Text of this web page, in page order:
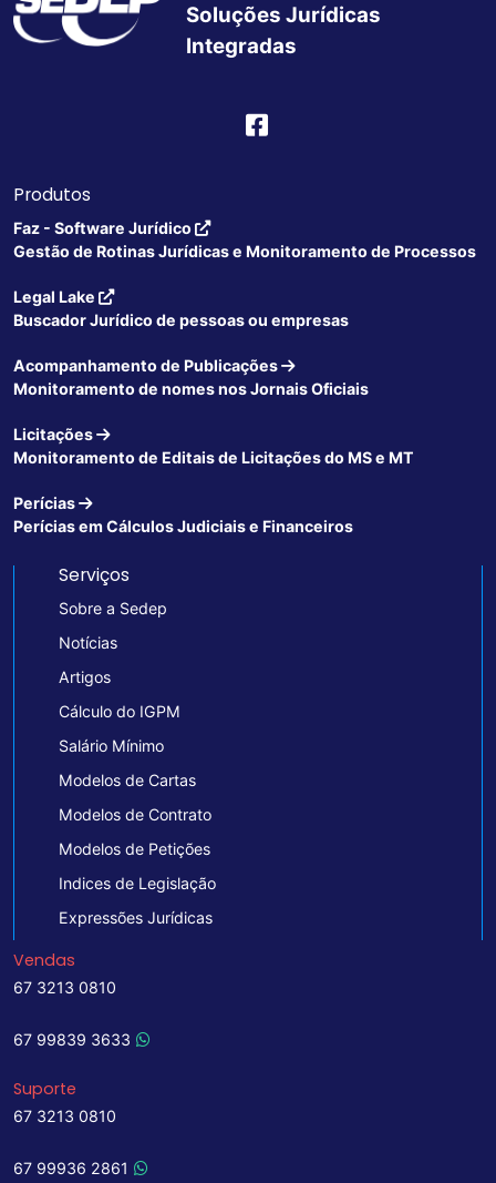
Soluções Jurídicas
Integradas
Produtos
Faz - Software Jurídico
Gestão de Rotinas Jurídicas e Monitoramento de Processos
Legal Lake
Buscador Jurídico de pessoas ou empresas
Acompanhamento de Publicações
Monitoramento de nomes nos Jornais Oficiais
Licitações
Monitoramento de Editais de Licitações do MS e MT
Perícias
Perícias em Cálculos Judiciais e Financeiros
Serviços
Sobre a Sedep
Notícias
Artigos
Cálculo do IGPM
Salário Mínimo
Modelos de Cartas
Modelos de Contrato
Modelos de Petições
Indices de Legislação
Expressões Jurídicas
Vendas
67 3213 0810
67 99839 3633
Suporte
67 3213 0810
67 99936 2861